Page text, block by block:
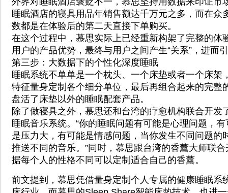
睡眠酒店的寝具用品年销售额达千万元之多，而在众
数都是在体验后的第二天直接下单购买。
在这个过程中，慕思实际上已经重新构架了完整的体
用户的产品优势，最终与用户之间产生“关系”，进而
第三步：大数据下的个性化深度睡眠
睡眠系统不单单是一个枕头、一个床垫或者一个床架
特征量身定制各个细分单位，最后再组合起来的完整
盘活了床垫以外的睡眠配套产品。
除了做寝具之外，慕思还和台湾的疗愈机构联合开发
睡眠音乐系统。“你的睡眠问题有可能是心理问题，
是压力大，有可能是情感问题，当你发生不同问题的
推送不同的音乐。”同时，慕思跟台湾的香薰大师联
据每个人的性格不同可以定制适合自己的香薰。
前文提到，慕思凭借量身定制个人专属的健康睡眠系